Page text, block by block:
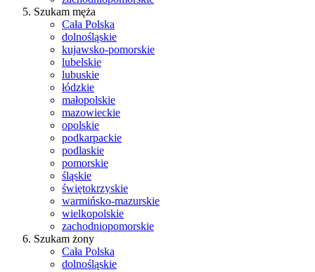
Szukam męża
Cała Polska
dolnośląskie
kujawsko-pomorskie
lubelskie
lubuskie
łódzkie
małopolskie
mazowieckie
opolskie
podkarpackie
podlaskie
pomorskie
śląskie
świętokrzyskie
warmińsko-mazurskie
wielkopolskie
zachodniopomorskie
Szukam żony
Cała Polska
dolnośląskie